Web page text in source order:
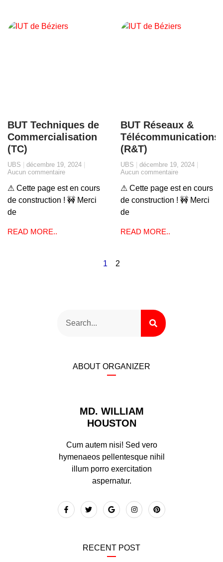
BUT Techniques de
Commercialisation
(TC)
UBS
décembre 19, 2024
Aucun commentaire
⚠ Cette page est en cours
de construction ! 🚧 Merci
de
READ MORE..
BUT Réseaux &
Télécommunications
(R&T)
UBS
décembre 19, 2024
Aucun commentaire
⚠ Cette page est en cours
de construction ! 🚧 Merci
de
READ MORE..
1 2
ABOUT ORGANIZER
MD. WILLIAM
HOUSTON
Cum autem nisi! Sed vero
hymenaeos pellentesque nihil
illum porro exercitation
aspernatur.
RECENT POST